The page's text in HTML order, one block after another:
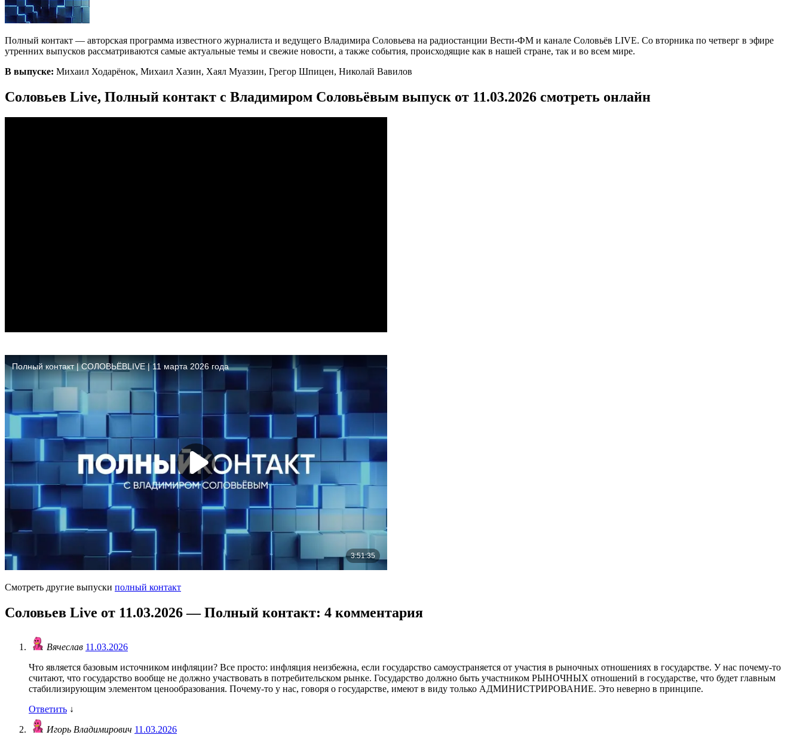
Полный контакт — авторская программа известного журналиста и ведущего Владимира Соловьева на радиостанции Вести-ФМ и канале Соловьёв LIVE. Со вторника по четверг в эфире
утренних выпусков рассматриваются самые актуальные темы и свежие новости, а также события, происходящие как в нашей стране, так и во всем мире.
В выпуске: Михаил Ходарёнок, Михаил Хазин, Хаял Муаззин, Грегор Шпицен, Николай Вавилов
Соловьев Live, Полный контакт с Владимиром Соловьёвым выпуск от 11.03.2026 смотреть онлайн
Смотреть другие выпуски полный контакт
Соловьев Live от 11.03.2026 — Полный контакт: 4 комментария
Вячеслав 11.03.2026
Что является базовым источником инфляции? Все просто: инфляция неизбежна, если государство самоустраняется от участия в рыночных отношениях в государстве. У нас почему-то
считают, что государство вообще не должно участвовать в потребительском рынке. Государство должно быть участником РЫНОЧНЫХ отношений в государстве, что будет главным
стабилизирующим элементом ценообразования. Почему-то у нас, говоря о государстве, имеют в виду только АДМИНИСТРИРОВАНИЕ. Это неверно в принципе.
Ответить ↓
Игорь Владимирович 11.03.2026